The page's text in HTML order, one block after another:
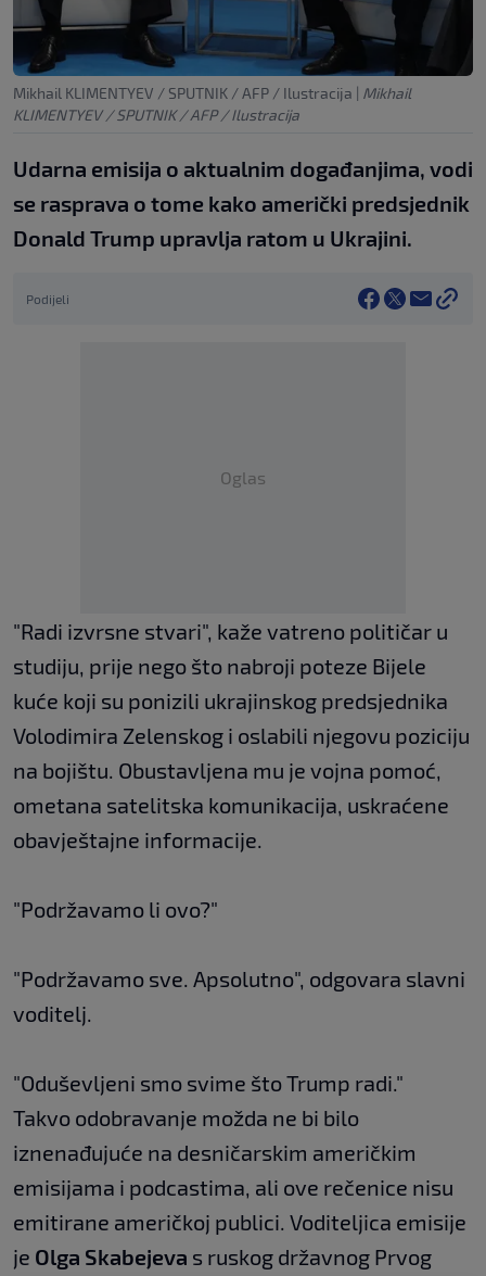
Mikhail KLIMENTYEV / SPUTNIK / AFP / Ilustracija | Mikhail
KLIMENTYEV / SPUTNIK / AFP / Ilustracija
Udarna emisija o aktualnim događanjima, vodi
se rasprava o tome kako američki predsjednik
Donald Trump upravlja ratom u Ukrajini.
Podijeli
Oglas
"Radi izvrsne stvari", kaže vatreno političar u
studiju, prije nego što nabroji poteze Bijele
kuće koji su ponizili ukrajinskog predsjednika
Volodimira Zelenskog i oslabili njegovu poziciju
na bojištu. Obustavljena mu je vojna pomoć,
ometana satelitska komunikacija, uskraćene
obavještajne informacije.
"Podržavamo li ovo?"
"Podržavamo sve. Apsolutno", odgovara slavni
voditelj.
"Oduševljeni smo svime što Trump radi."
Takvo odobravanje možda ne bi bilo
iznenađujuće na desničarskim američkim
emisijama i podcastima, ali ove rečenice nisu
emitirane američkoj publici. Voditeljica emisije
je Olga Skabejeva s ruskog državnog Prvog